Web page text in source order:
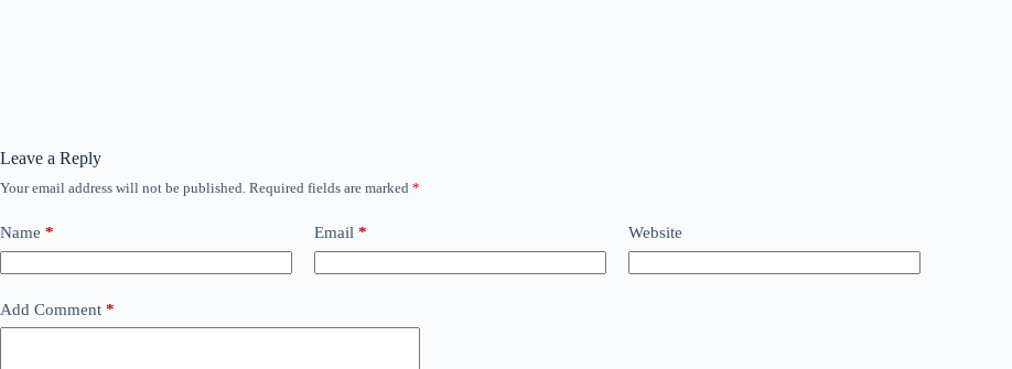
Leave a Reply
Your email address will not be published. Required fields are marked *
Name * Email * Website
Add Comment *